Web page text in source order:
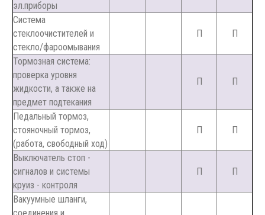
эл.приборы
Система
стеклоочистителей и
стекло/фароомывания
П П
Тормозная система:
проверка уровня
жидкости, а также на
предмет подтекания
П П
Педальный тормоз,
стояночный тормоз,
(работа, свободный ход)
П П
Выключатель стоп -
сигналов и системы
круиз - контроля
П П
Вакуумные шланги,